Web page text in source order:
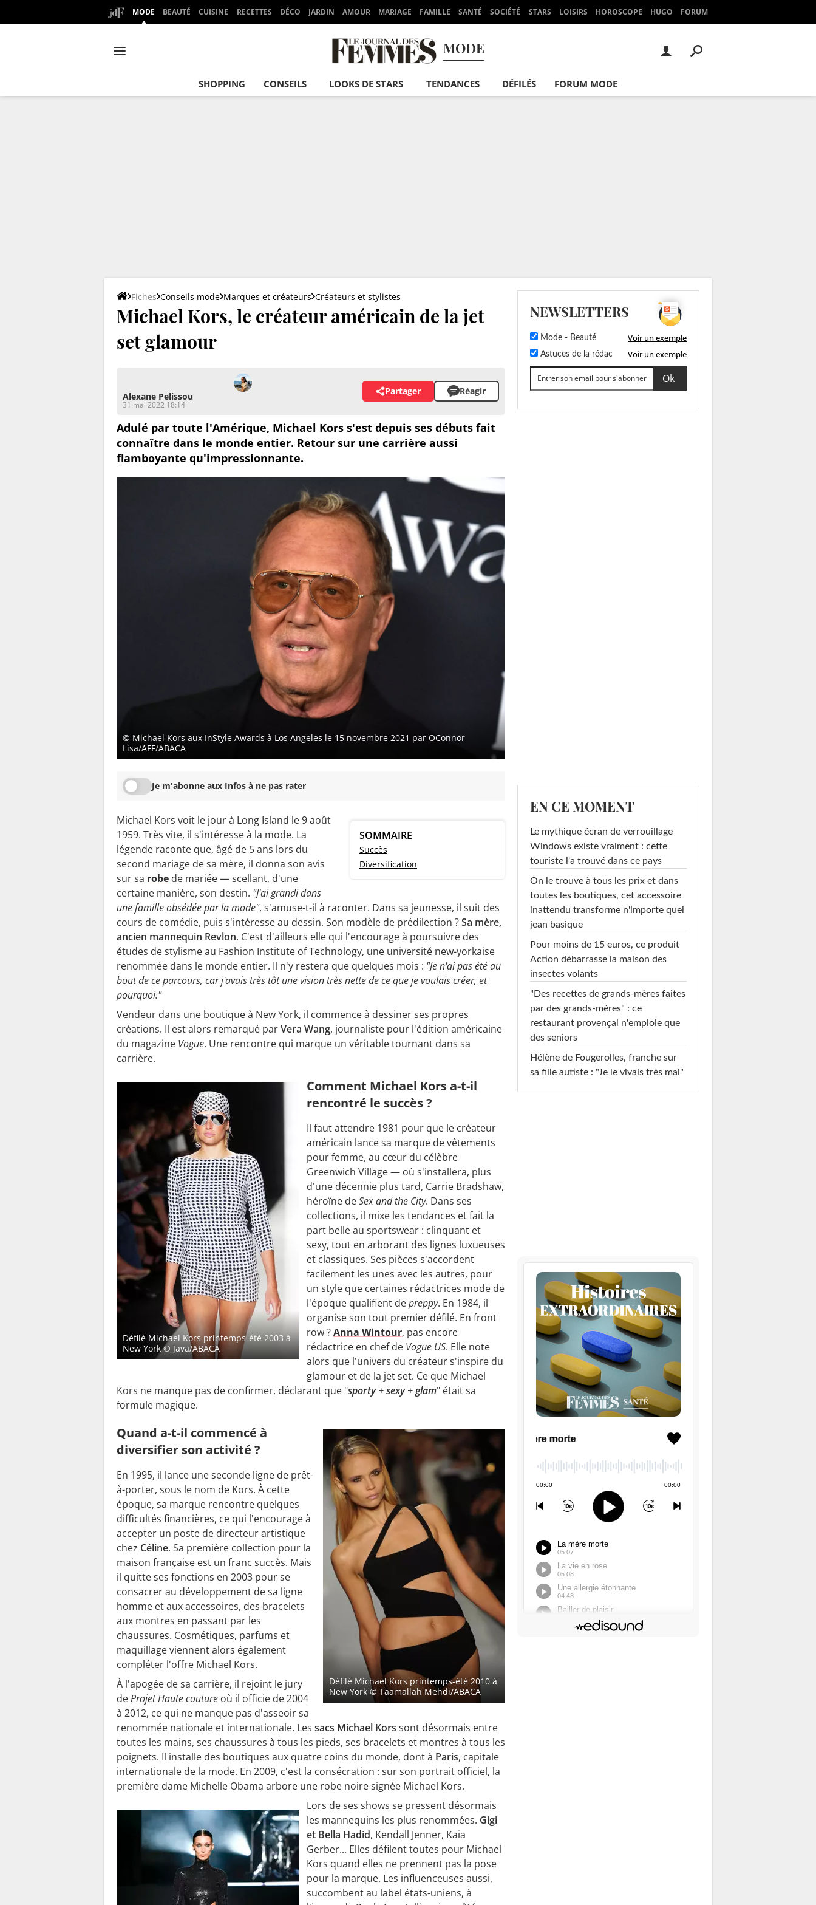
MODE BEAUTÉ CUISINE RECETTES DÉCO JARDIN AMOUR MARIAGE FAMILLE SANTÉ SOCIÉTÉ STARS LOISIRS HOROSCOPE HUGO FORUM
MODE
SHOPPING CONSEILS LOOKS DE STARS TENDANCES DÉFILÉS FORUM MODE
Fiches Conseils mode Marques et créateurs Créateurs et stylistes
Michael Kors, le créateur américain de la jet
set glamour
Alexane Pelissou
31 mai 2022 18:14
Partager Réagir
Adulé par toute l'Amérique, Michael Kors s'est depuis ses débuts fait
connaître dans le monde entier. Retour sur une carrière aussi
flamboyante qu'impressionnante.
© Michael Kors aux InStyle Awards à Los Angeles le 15 novembre 2021 par OConnor
Lisa/AFF/ABACA
Je m'abonne aux Infos à ne pas rater
SOMMAIRE
Succès
Diversification
Michael Kors voit le jour à Long Island le 9 août
1959. Très vite, il s'intéresse à la mode. La
légende raconte que, âgé de 5 ans lors du
second mariage de sa mère, il donna son avis
sur sa robe de mariée — scellant, d'une
certaine manière, son destin. "J'ai grandi dans
une famille obsédée par la mode", s'amuse-t-il à raconter. Dans sa jeunesse, il suit des
cours de comédie, puis s'intéresse au dessin. Son modèle de prédilection ?Sa mère,
ancien mannequin Revlon. C'est d'ailleurs elle qui l'encourage à poursuivre des
études de stylisme au Fashion Institute of Technology, une université new-yorkaise
renommée dans le monde entier. Il n'y restera que quelques mois : "Je n'ai pas été au
bout de ce parcours, car j'avais très tôt une vision très nette de ce que je voulais créer, et
pourquoi."
Vendeur dans une boutique à New York, il commence à dessiner ses propres
créations. Il est alors remarqué parVera Wang, journaliste pour l'édition américaine
du magazine Vogue. Une rencontre qui marque un véritable tournant dans sa
carrière.
Défilé Michael Kors printemps-été 2003 à
New York© Java/ABACA
Comment Michael Kors a-t-il
rencontré le succès ?
Il faut attendre 1981 pour que le créateur
américain lance sa marque de vêtements
pour femme, au cœur du célèbre
Greenwich Village — où s'installera, plus
d'une décennie plus tard, Carrie Bradshaw,
héroïne deSex and the City. Dans ses
collections, il mixe les tendances et fait la
part belle au sportswear : clinquant et
sexy, tout en arborant des lignes luxueuses
et classiques. Ses pièces s'accordent
facilement les unes avec les autres, pour
un style que certaines rédactrices mode de
l'époque qualifient depreppy. En 1984, il
organise son tout premier défilé. En front
row ?Anna Wintour, pas encore
rédactrice en chef de Vogue US. Elle note
alors que l'univers du créateur s'inspire du
glamour et de la jet set. Ce que Michael
Kors ne manque pas de confirmer, déclarant que "sporty + sexy + glam" était sa
formule magique.
Défilé Michael Kors printemps-été 2010 à
New York © Taamallah Mehdi/ABACA
Quand a-t-il commencé à
diversifier son activité ?
En 1995, il lance une seconde ligne de prêt-
à-porter, sous le nom de Kors. À cette
époque, sa marque rencontre quelques
difficultés financières, ce qui l'encourage à
accepter un poste de directeur artistique
chez Céline. Sa première collection pour la
maison française est un franc succès. Mais
il quitte ses fonctions en 2003 pour se
consacrer au développement de sa ligne
homme et aux accessoires, des bracelets
aux montres en passant par les
chaussures. Cosmétiques, parfums et
maquillage viennent alors également
compléter l'offre Michael Kors.
À l'apogée de sa carrière, il rejoint le jury
deProjet Haute couture où il officie de 2004
à 2012, ce qui ne manque pas d'asseoir sa
renommée nationale et internationale. Les sacs Michael Kors sont désormais entre
toutes les mains, ses chaussures à tous les pieds, ses bracelets et montres à tous les
poignets. Il installe des boutiques aux quatre coins du monde, dont à Paris, capitale
internationale de la mode. En 2009, c'est la consécration : sur son portrait officiel, la
première dame Michelle Obama arbore une robe noire signée Michael Kors.
Lors de ses shows se pressent désormais
les mannequins les plus renommées. Gigi
et Bella Hadid, Kendall Jenner, Kaia
Gerber... Elles défilent toutes pour Michael
Kors quand elles ne prennent pas la pose
pour la marque. Les influenceuses aussi,
succombent au label états-uniens, à
NEWSLETTERS
Mode - Beauté Voir un exemple
Astuces de la rédac Voir un exemple
EN CE MOMENT
Le mythique écran de verrouillage
Windows existe vraiment : cette
touriste l'a trouvé dans ce pays
On le trouve à tous les prix et dans
toutes les boutiques, cet accessoire
inattendu transforme n'importe quel
jean basique
Pour moins de 15 euros, ce produit
Action débarrasse la maison des
insectes volants
"Des recettes de grands-mères faites
par des grands-mères" : ce
restaurant provençal n'emploie que
des seniors
Hélène de Fougerolles, franche sur
sa fille autiste : "Je le vivais très mal"